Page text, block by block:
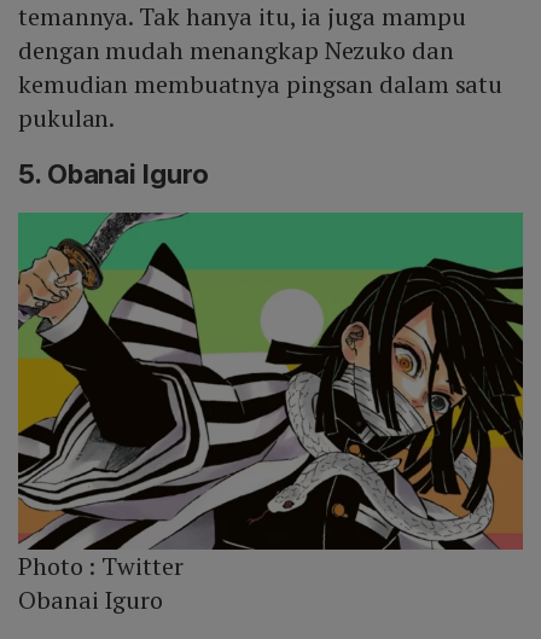
temannya. Tak hanya itu, ia juga mampu
dengan mudah menangkap Nezuko dan
kemudian membuatnya pingsan dalam satu
pukulan.
5. Obanai Iguro
Photo : Twitter
Obanai Iguro